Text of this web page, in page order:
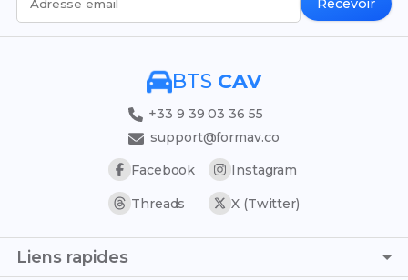
Adresse email Recevoir
BTS CAV
+33 9 39 03 36 55
support@formav.co
Facebook
Instagram
Threads X (Twitter)
Liens rapides